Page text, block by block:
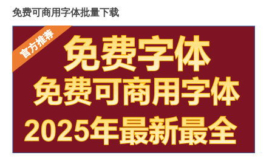
免费可商用字体批量下载